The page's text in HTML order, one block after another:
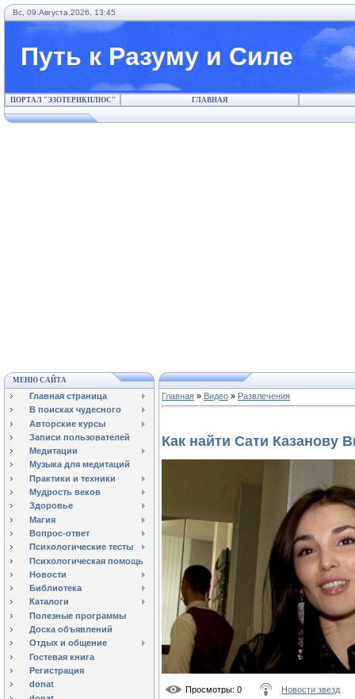
Вс, 09.Августа.2026, 13:45
Путь к Разуму и Силе
ПОРТАЛ "ЭЗОТЕРИКПЛЮС" ГЛАВНАЯ
МЕНЮ САЙТА
Главная страница
В поисках чудесного
Авторские курсы
Записи пользователей
Медитации
Музыка для медитаций
Практики и техники
Мудрость веков
Здоровье
Магия
Вопрос-ответ
Психологические тесты
Психологическая помощь
Новости
Библиотека
Каталоги
Полезные программы
Доска объявлений
Отдых и общение
Гостевая книга
Регистрация
donat
Главная » Видео » Развлечения
Как найти Сати Казанову
Просмотры: 0 Новости звезд